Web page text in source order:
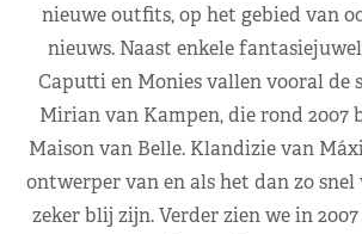
nieuwe outfits, op het gebied van
nieuws. Naast enkele
Caputti en Monies vallen vooral de
Mirian van Kampen, die rond 2007
Maison van Belle. Klandizie van
ontwerper van en als het dan zo
zeker blij zijn. Verder zien we in